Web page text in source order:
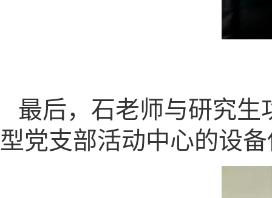
最后，石老师与研究
型党支部活动中心的设